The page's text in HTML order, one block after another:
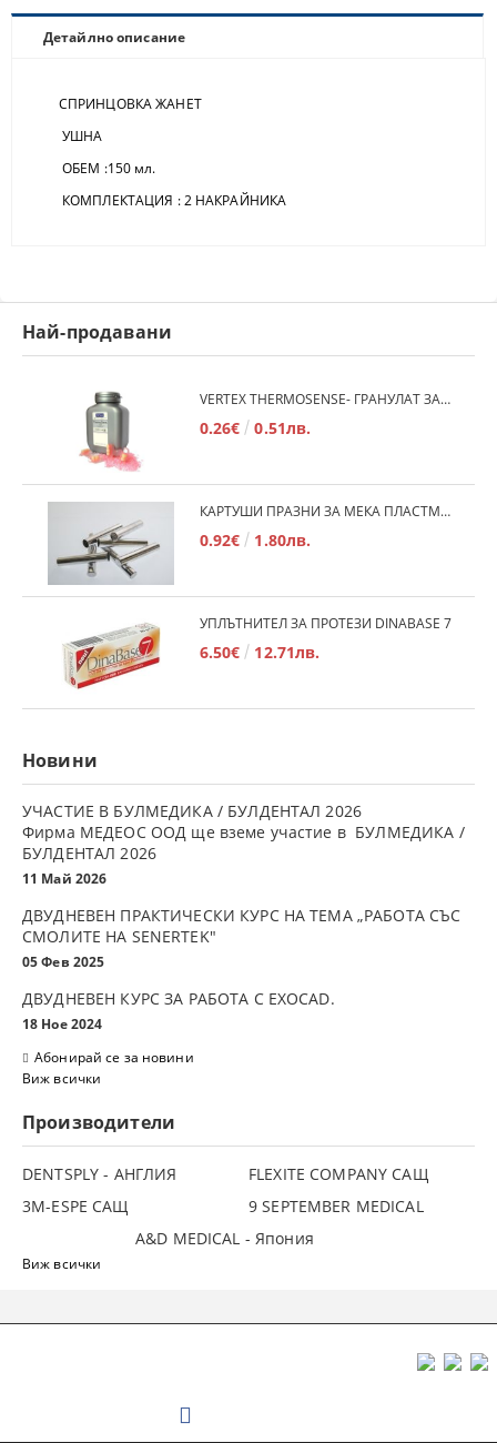
Детайлно описание
СПРИНЦОВКА ЖАНЕТ
УШНА
ОБЕМ :150 мл.
КОМПЛЕКТАЦИЯ : 2 НАКРАЙНИКА
Най-продавани
VERTEX THERMOSENSE- ГРАНУЛАТ ЗА МЕКИ ПРОТЕЗИ
0.26€ 0.51лв.
КАРТУШИ ПРАЗНИ ЗА МЕКА ПЛАСТМАСА
0.92€ 1.80лв.
УПЛЪТНИТЕЛ ЗА ПРОТЕЗИ DINABASE 7
6.50€ 12.71лв.
Новини
УЧАСТИЕ В БУЛМЕДИКА / БУЛДЕНТАЛ 2026
Фирма МЕДЕОС ООД ще вземе участие в БУЛМЕДИКА /
БУЛДЕНТАЛ 2026
11 Май 2026
ДВУДНЕВЕН ПРАКТИЧЕСКИ КУРС НА ТЕМА „РАБОТА СЪС
СМОЛИТЕ НА SENERTEK"
05 Фев 2025
ДВУДНЕВЕН КУРС ЗА РАБОТА С ЕXOCAD.
18 Ное 2024
Абонирай се за новини
Виж всички
Производители
DENTSPLY - АНГЛИЯ
FLEXITE COMPANY САЩ
3М-ESPE САЩ
9 SEPTEMBER MEDICAL
A&D MEDICAL - Япония
Виж всички